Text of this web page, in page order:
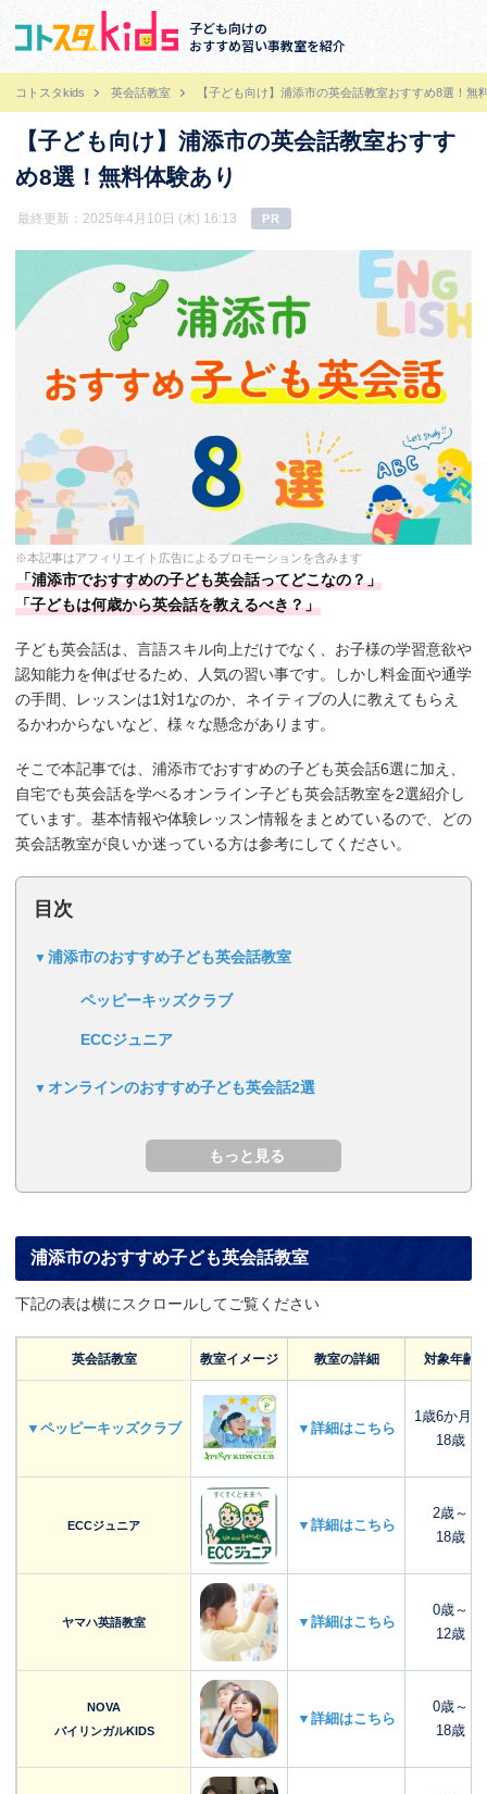
子ども向けの
おすすめ習い事教室を紹介
コトスタkids 英会話教室 【子ども向け】浦添市の英会話教室おすすめ8選！無
【子ども向け】浦添市の英会話教室おすす
め8選！無料体験あり
最終更新：2025年4月10日 (木) 16:13 PR
※本記事はアフィリエイト広告によるプロモーションを含みます
「浦添市でおすすめの子ども英会話ってどこなの？」
「子どもは何歳から英会話を教えるべき？」
子ども英会話は、言語スキル向上だけでなく、お子様の学習意欲や
認知能力を伸ばせるため、人気の習い事です。しかし料金面や通学
の手間、レッスンは1対1なのか、ネイティブの人に教えてもらえ
るかわからないなど、様々な懸念があります。
そこで本記事では、浦添市でおすすめの子ども英会話6選に加え、
自宅でも英会話を学べるオンライン子ども英会話教室を2選紹介し
ています。基本情報や体験レッスン情報をまとめているので、どの
英会話教室が良いか迷っている方は参考にしてください。
目次
浦添市のおすすめ子ども英会話教室
ペッピーキッズクラブ
ECCジュニア
オンラインのおすすめ子ども英会話2選
浦添市のおすすめ子ども英会話教室
下記の表は横にスクロールしてご覧ください
英会話教室 教室イメージ 教室の詳細 対象年齢
▼ペッピーキッズクラブ ▼詳細はこちら
1歳6か月～
18歳
ECCジュニア ▼詳細はこちら
2歳～
18歳
ヤマハ英語教室 ▼詳細はこちら
0歳～
12歳
NOVA
バイリンガルKIDS
▼詳細はこちら
0歳～
18歳